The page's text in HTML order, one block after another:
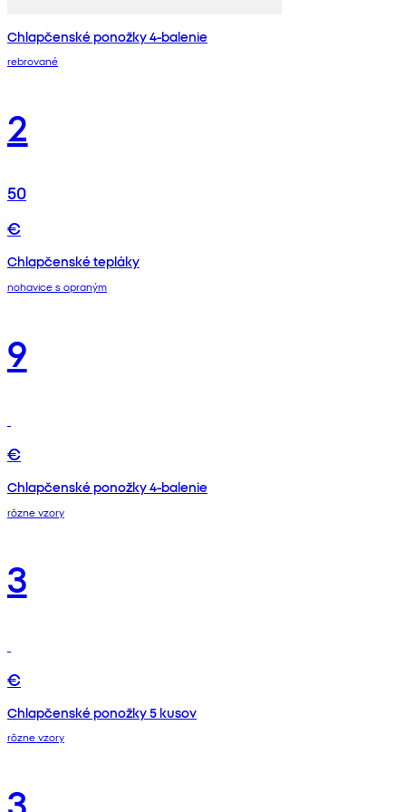
Chlapčenské ponožky 4-balenie
rebrované
2
50
€
Chlapčenské tepláky
nohavice s opraným
9
€
Chlapčenské ponožky 4-balenie
rôzne vzory
3
€
Chlapčenské ponožky 5 kusov
rôzne vzory
3